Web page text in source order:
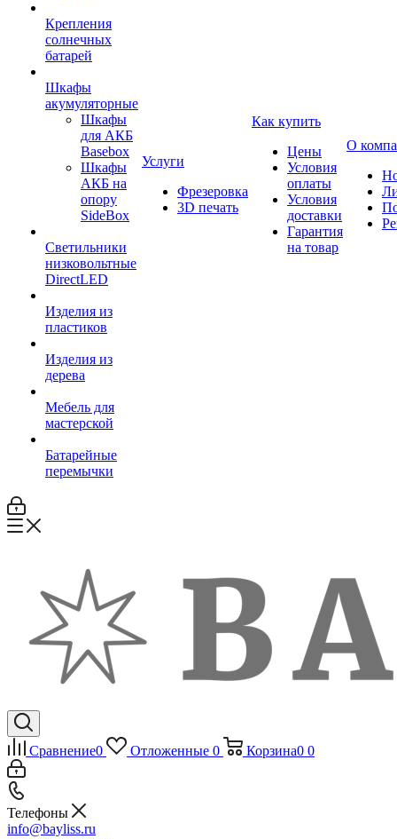
Крепления
солнечных
батарей
Шкафы
акумуляторные
Шкафы
для АКБ
Basebox
Шкафы
АКБ на
опору
SideBox
Светильники
низковольтные
DirectLED
Изделия из
пластиков
Изделия из
дерева
Мебель для
мастерской
Батарейные
перемычки
Услуги
Фрезеровка
3D печать
Как купить
Цены
Условия
оплаты
Условия
доставки
Гарантия
на товар
О
Сравнение0 Отложенные 0 Корзина0 0
Телефоны
info@bayliss.ru